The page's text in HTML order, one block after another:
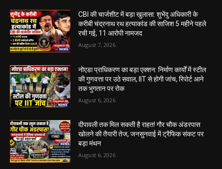
CBI की चार्जशीट में बड़ा खुलासा: शुभेंदु अधिकारी के
करीबी चंद्रनाथ रथ हत्याकांड की साजिश 5 महीने पहले
रची गई, 11 आरोपी नामजद
August 7, 2026
नोएडा प्राधिकरण का बड़ा एक्शन: निर्माण कार्यों में स्टील
की गुणवत्ता पर उठे सवाल, IIT से होगी जांच, रिपोर्ट आने
तक भुगतान पर रोक
August 6, 2026
दीपावली तक मिल सकती है राहत! गौर चौक अंडरपास
खोलने की तैयारी तेज, जनसुनवाई में ट्रैफिक संकट पर
बड़ा मंथन
August 6, 2026